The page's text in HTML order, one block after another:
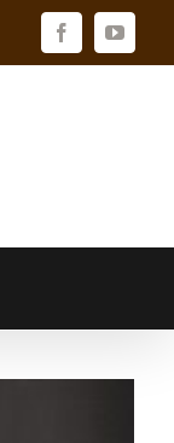
Facebook